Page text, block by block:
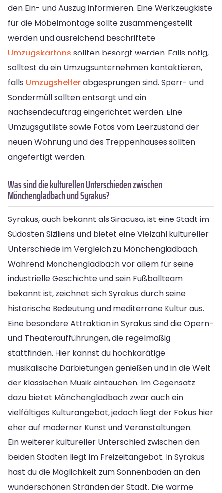
den Ein- und Auszug informieren. Eine Werkzeugkiste
für die Möbelmontage sollte zusammengestellt
werden und ausreichend beschriftete
Umzugskartons sollten besorgt werden. Falls nötig,
solltest du ein Umzugsunternehmen kontaktieren,
falls Umzugshelferabgesprungen sind. Sperr- und
Sondermüll sollten entsorgt und ein
Nachsendeauftrag eingerichtet werden. Eine
Umzugsgutliste sowie Fotos vom Leerzustand der
neuen Wohnung und des Treppenhauses sollten
angefertigt werden.
Was sind die kulturellen Unterschieden zwischen
Mönchengladbach und Syrakus?
Syrakus, auch bekannt als Siracusa, ist eine Stadt im
Südosten Siziliens und bietet eine Vielzahl kultureller
Unterschiede im Vergleich zu Mönchengladbach.
Während Mönchengladbach vor allem für seine
industrielle Geschichte und sein Fußballteam
bekannt ist, zeichnet sich Syrakus durch seine
historische Bedeutung und mediterrane Kultur aus.
Eine besondere Attraktion in Syrakus sind die Opern-
und Theateraufführungen, die regelmäßig
stattfinden. Hier kannst du hochkarätige
musikalische Darbietungen genießen und in die Welt
der klassischen Musik eintauchen. Im Gegensatz
dazu bietet Mönchengladbach zwar auch ein
vielfältiges Kulturangebot, jedoch liegt der Fokus hier
eher auf moderner Kunst und Veranstaltungen.
Ein weiterer kultureller Unterschied zwischen den
beiden Städten liegt im Freizeitangebot. In Syrakus
hast du die Möglichkeit zum Sonnenbaden an den
wunderschönen Stränden der Stadt. Die warme